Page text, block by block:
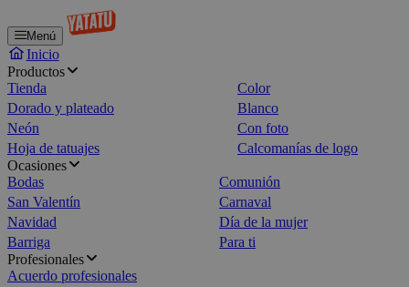
Menú
Inicio
Productos
Tienda
Color
Dorado y plateado
Blanco
Neón
Con foto
Hoja de tatuajes
Calcomanías de logo
Ocasiones
Bodas
Comunión
San Valentín
Carnaval
Navidad
Día de la mujer
Barriga
Para ti
Profesionales
Acuerdo profesionales